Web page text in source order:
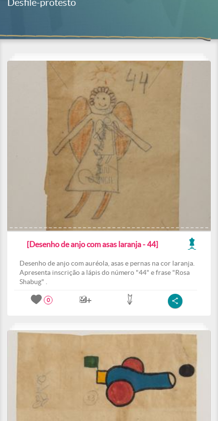
Desfile-protesto
[Desenho de anjo com asas laranja - 44]
Desenho de anjo com auréola, asas e pernas na cor laranja.
Apresenta inscrição a lápis do número "44" e frase "Rosa
Shabug" .
0